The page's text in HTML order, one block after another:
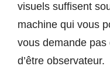
visuels suffisent
machine qui vous
vous demande
d’être observateur.